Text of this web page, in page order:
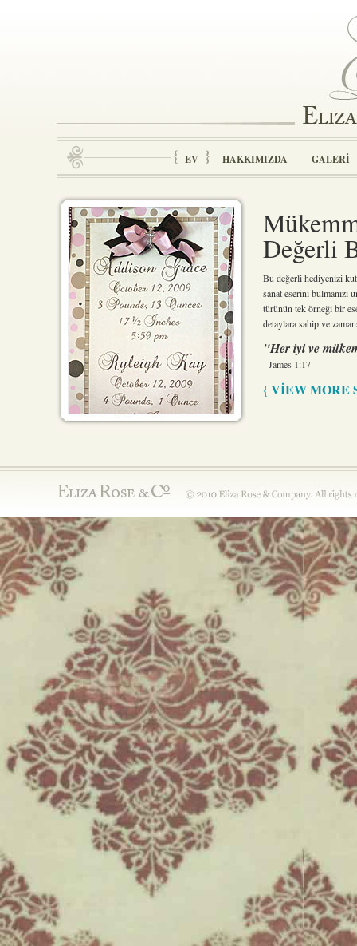
EV HAKKIMIZDA GALERI
Değerli
Bu değerli hediyenizi
sanat eserini
türünün tek örneği bir
detaylara sahip ve
"Her iyi ve
- James 1:17
{ VIEW MORE